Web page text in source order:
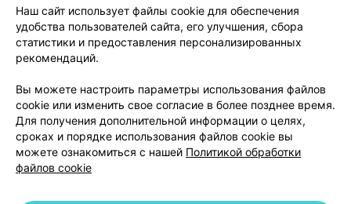
О проекте
Новости проекта
Размещение рекламы
Медицинский маркетинг
Публичный договор
Доставка
Способы оплаты
Вакансии
Партнеры
Написать руководителю 103.by
Написать в поддержку
Персональные настройки Cookie
Наш сайт использует файлы cookie для обеспечения
удобства пользователей сайта, его улучшения, сбора
статистики и предоставления персонализированных
рекомендаций.
Вы можете настроить параметры использования файлов
cookie или изменить свое согласие в более позднее время.
Для получения дополнительной информации о целях,
сроках и порядке использования файлов cookie вы
можете ознакомиться с нашей Политикой обработки
файлов cookie